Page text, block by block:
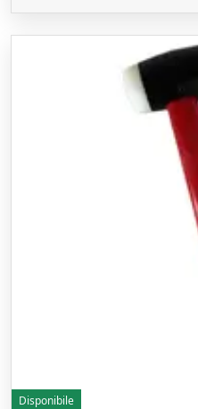
Disponibile